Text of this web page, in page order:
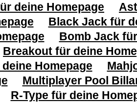
deine Homepage
Black Jack für
Bomb Jack
Breakout für deine
Homepage
Multiplayer Pool
R-Type für deine